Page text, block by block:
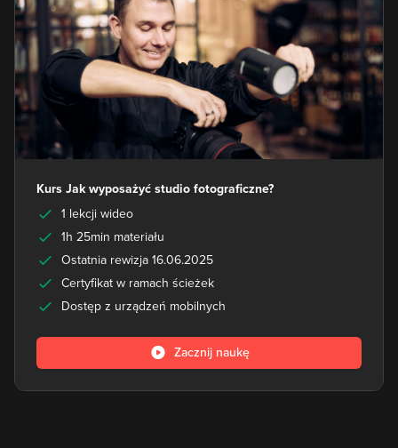
Kurs Jak wyposażyć studio fotograficzne?
1 lekcji wideo
1h 25min materiału
Ostatnia rewizja 16.06.2025
Certyfikat w ramach ścieżek
Dostęp z urządzeń mobilnych
Zacznij naukę